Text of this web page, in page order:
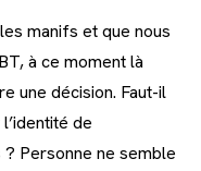
manifs et que nous
à ce moment là
une décision. Faut-il
de
Personne ne semble